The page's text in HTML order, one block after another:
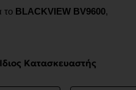
το BLACKVIEW BV9600,
Ίδιος Κατασκευαστής